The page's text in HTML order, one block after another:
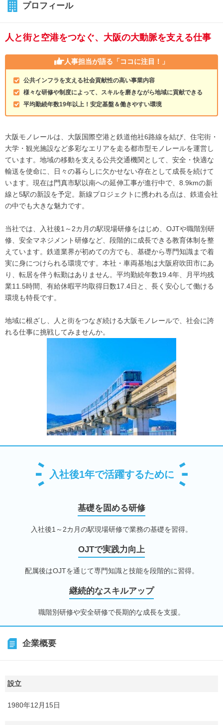
プロフィール
人と街と空港をつなぐ、大阪の大動脈を支える仕事
人事担当が語る 「ココに注目！」
公共インフラを支える社会貢献性の高い事業内容
様々な研修や制度によって、スキルを磨きながら地域に貢献できる
平均勤続年数19年以上！安定基盤＆働きやすい環境
大阪モノレールは、大阪国際空港と鉄道他社6路線を結び、住宅街・
大学・観光施設など多彩なエリアを走る都市型モノレールを運営し
ています。地域の移動を支える公共交通機関として、安全・快適な
輸送を使命に、日々の暮らしに欠かせない存在として成長を続けて
います。現在は門真市駅以南への延伸工事が進行中で、8.9kmの新
線と5駅の新設を予定。新線プロジェクトに携われる点は、鉄道会社
の中でも大きな魅力です。
当社では、入社後1～2カ月の駅現場研修をはじめ、OJTや職階別研
修、安全マネジメント研修など、段階的に成長できる教育体制を整
えています。鉄道業界が初めての方でも、基礎から専門知識まで着
実に身につけられる環境です。本社・車両基地は大阪府吹田市にあ
り、転居を伴う転勤はありません。平均勤続年数19.4年、月平均残
業11.5時間、有給休暇平均取得日数17.4日と、長く安心して働ける
環境も特長です。
地域に根ざし、人と街をつなぎ続ける大阪モノレールで、社会に誇
れる仕事に挑戦してみませんか。
入社後1年で活躍するために
基礎を固める研修
入社後1～2カ月の駅現場研修で業務の基礎を習得。
OJTで実践力向上
配属後はOJTを通じて専門知識と技能を段階的に習得。
継続的なスキルアップ
職階別研修や安全研修で長期的な成長を支援。
企業概要
設立
1980年12月15日